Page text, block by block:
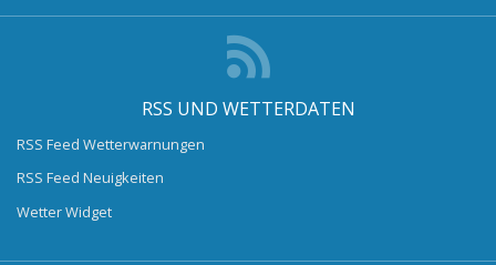
RSS UND WETTERDATEN
RSS Feed Wetterwarnungen
RSS Feed Neuigkeiten
Wetter Widget